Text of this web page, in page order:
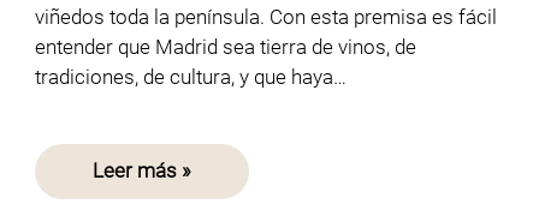
viñedos toda la península. Con esta premisa es fácil
entender que Madrid sea tierra de vinos, de
tradiciones, de cultura, y que haya…
Leer más »